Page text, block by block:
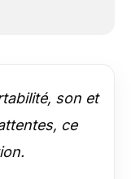
son et
ce